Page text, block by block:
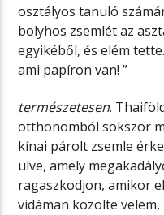
osztályos tanuló
bolyhos zsemlét az
egyikéből, és elém
ami papíron van! ”
természetesen.
otthonomból sokszor
kínai párolt zsemle
ülve, amely
ragaszkodjon, amikor
vidáman közölte